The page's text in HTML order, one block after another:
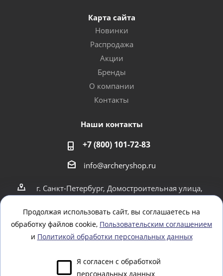
Карта сайта
Новинки
Распродажа
Акции
Бренды
О компании
Контакты
Наши контакты
+7 (800) 101-72-83
info@archeryshop.ru
г. Санкт-Петербург, Домостроительная улица,
г. Санкт-Петербург Пионерская 21
Оставайтесь на связи
Продолжая использовать сайт, вы соглашаетесь на
обработку файлов cookie, Пользовательским соглашением
и Политикой обработки персональных данных
Я согласен с обработкой
персональных данных